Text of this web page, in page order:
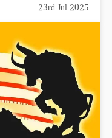
23rd Jul 2025